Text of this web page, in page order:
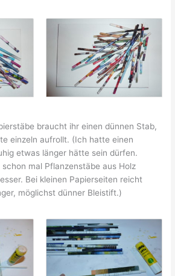
braucht ihr einen dünnen Stab,
einzeln aufrollt. (Ich hatte einen
etwas länger hätte sein dürfen.
mal Pflanzenstäbe aus Holz
Bei kleinen Papierseiten reicht
möglichst dünner Bleistift.)